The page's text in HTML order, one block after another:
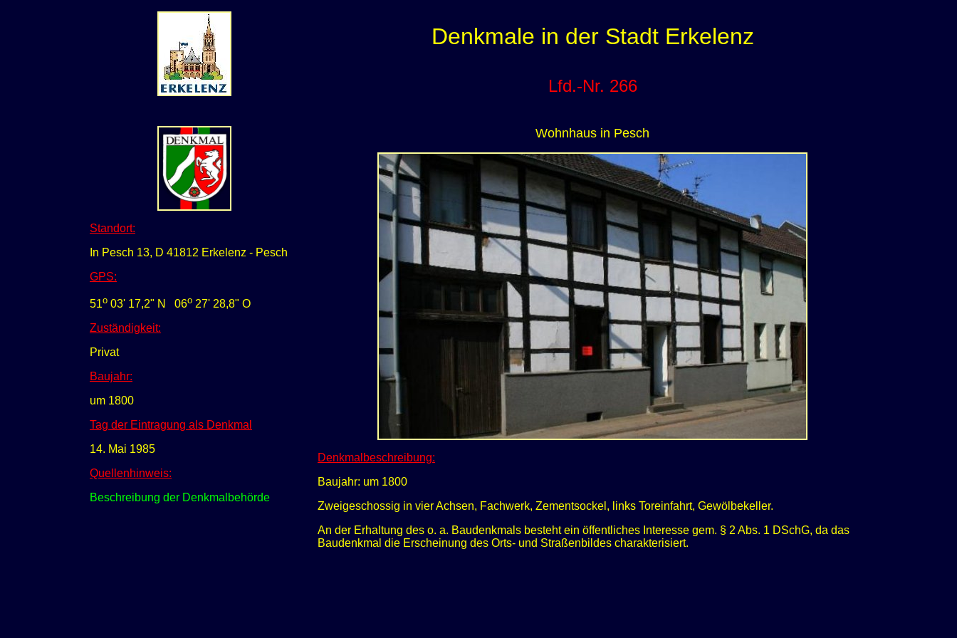
Denkmale in der Stadt Erkelenz
Lfd.-Nr. 266
Standort:
In Pesch 13, D 41812 Erkelenz - Pesch
GPS:
51o 03' 17,2" N 06o 27' 28,8" O
Zuständigkeit:
Privat
Baujahr:
um 1800
Tag der Eintragung als Denkmal
14. Mai 1985
Quellenhinweis:
Beschreibung der Denkmalbehörde
Wohnhaus in Pesch
Denkmalbeschreibung:
Baujahr: um 1800
Zweigeschossig in vier Achsen, Fachwerk, Zementsockel, links Toreinfahrt, Gewölbekeller.
An der Erhaltung des o. a. Baudenkmals besteht ein öffentliches Interesse gem. § 2 Abs. 1 DSchG, da das
Baudenkmal die Erscheinung des Orts- und Straßenbildes charakterisiert.